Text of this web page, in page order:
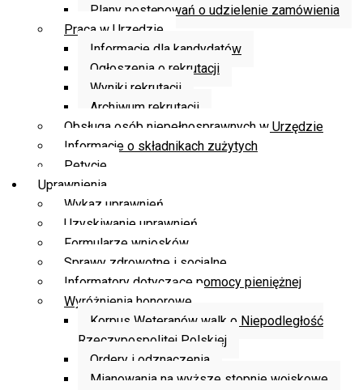
Plany postępowań o udzielenie zamówienia
Praca w Urzędzie
Informacje dla kandydatów
Ogłoszenia o rekrutacji
Wyniki rekrutacji
Archiwum rekrutacji
Obsługa osób niepełnosprawnych w Urzędzie
Informacje o składnikach zużytych
Petycje
Uprawnienia
Wykaz uprawnień
Uzyskiwanie uprawnień
Formularze wniosków
Sprawy zdrowotne i socjalne
Informatory dotyczące pomocy pieniężnej
Wyróżnienia honorowe
Korpus Weteranów walk o Niepodległość
Rzeczypospolitej Polskiej
Ordery i odznaczenia
Mianowania na wyższe stopnie wojskowe